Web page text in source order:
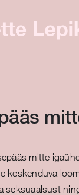
mitte
keskenduva
seksuaalsust